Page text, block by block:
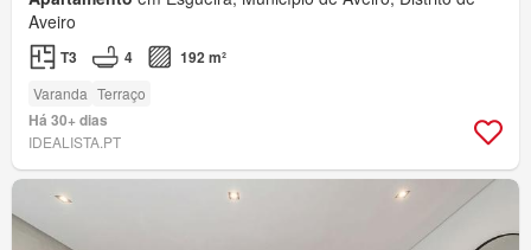
Aveiro
T3 4 192 m²
Varanda Terraço
Há 30+ dias
IDEALISTA.PT